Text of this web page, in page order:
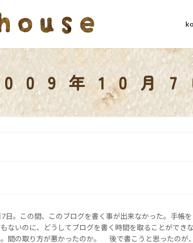
年10月7
日。この間、このブログを書く事が出来なかった。手帳を
ないのに、どうしてブログを書く時間を取ることができな
間の取り方が悪かったのか。 後で書こうと思ったのが、